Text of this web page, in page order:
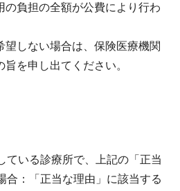
の負担の全額が公費により行わ
望しない場合は、保険医療機関
を申し出てください。
ている診療所で、上記の「正当
合：「正当な理由」に該当する